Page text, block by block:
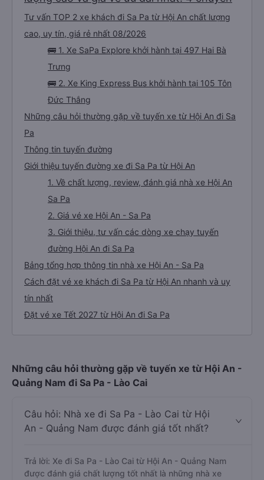
Tư vấn TOP 2 xe khách đi Sa Pa từ Hội An chất lượng
cao, uy tín, giá rẻ nhất 08/2026
🚌 1. Xe SaPa Explore khởi hành tại 497 Hai Bà
Trưng
🚌 2. Xe King Express Bus khởi hành tại 105 Tôn
Đức Thắng
Những câu hỏi thường gặp về tuyến xe từ Hội An đi Sa
Pa
Thông tin tuyến đường
Giới thiệu tuyến đường xe đi Sa Pa từ Hội An
1. Về chất lượng, review, đánh giá nhà xe Hội An
Sa Pa
2. Giá vé xe Hội An - Sa Pa
3. Giới thiệu, tư vấn các dòng xe chạy tuyến
đường Hội An đi Sa Pa
Bảng tổng hợp thông tin nhà xe Hội An - Sa Pa
Cách đặt vé xe khách đi Sa Pa từ Hội An nhanh và uy
tín nhất
Đặt vé xe Tết 2027 từ Hội An đi Sa Pa
Những câu hỏi thường gặp về tuyến xe từ Hội An -
Quảng Nam đi Sa Pa - Lào Cai
Câu hỏi: Nhà xe đi Sa Pa - Lào Cai từ Hội
An - Quảng Nam được đánh giá tốt nhất?
Trả lời: Xe đi Sa Pa - Lào Cai từ Hội An - Quảng Nam
được đánh giá chất lượng tốt nhất là những nhà xe